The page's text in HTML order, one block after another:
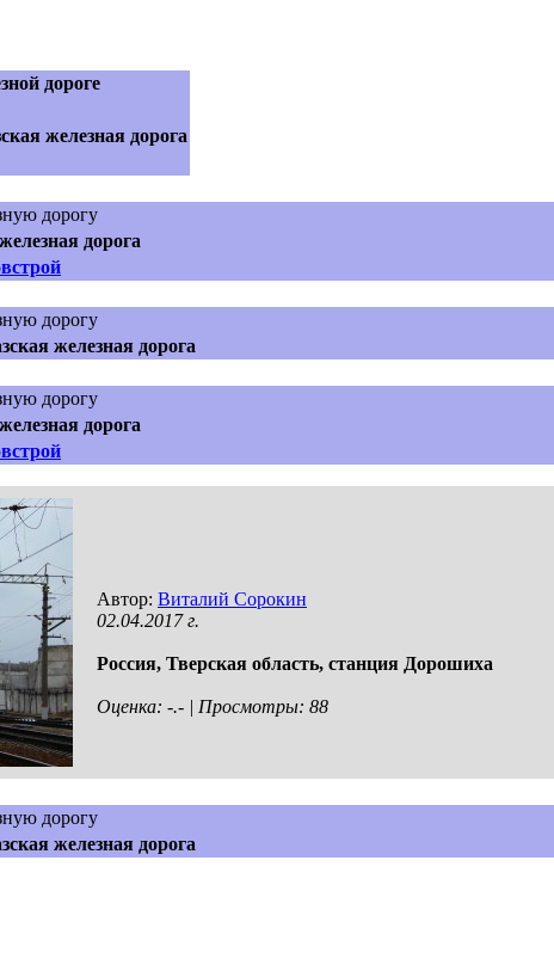
дороге
железная дорога
дорогу
дорога
дорогу
железная дорога
дорогу
дорога
Автор: Виталий Сорокин
02.04.2017 г.
Россия, Тверская область, станция Дорошиха
Оценка: -.- | Просмотры: 88
дорогу
железная дорога